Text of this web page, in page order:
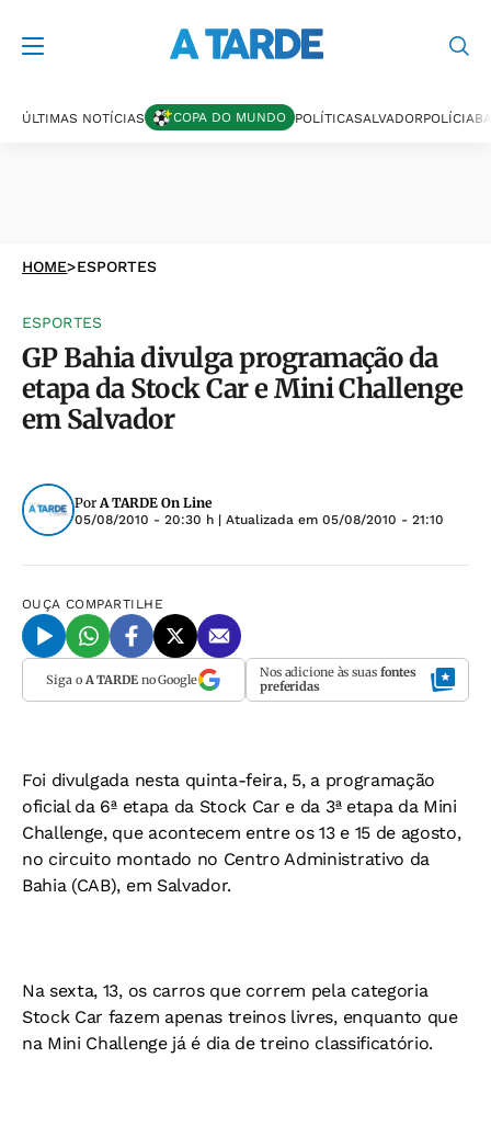
ÚLTIMAS NOTÍCIAS COPA DO MUNDO POLÍTICASALVADORPOLÍCIA
HOME>ESPORTES
ESPORTES
GP Bahia divulga programação da
etapa da Stock Car e Mini Challenge
em Salvador
PorA TARDE On Line
05/08/2010 - 20:30 h | Atualizada em 05/08/2010 - 21:10
OUÇA COMPARTILHE
Siga o A TARDEno Google Nos adicione às suas fontes
preferidas
Foi divulgada nesta quinta-feira, 5, a programação
oficial da 6ª etapa da Stock Car e da 3ª etapa da Mini
Challenge, que acontecem entre os 13 e 15 de agosto,
no circuito montado no Centro Administrativo da
Bahia (CAB), em Salvador.
Na sexta, 13, os carros que correm pela categoria
Stock Car fazem apenas treinos livres, enquanto que
na Mini Challenge já é dia de treino classificatório.